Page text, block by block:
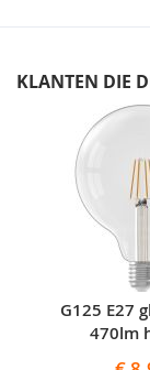
KLANTEN DIE
carousel
G125 E27
470lm